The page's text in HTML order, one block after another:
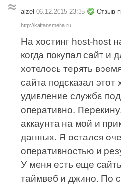
alzel 06.12.2015 23:35 Отзыв
http://kaftansmeha.ru
На хостинг host-host
когда покупал сайт и
хотелось терять
сайта подсказал этот
удивление служба
оперативно.
аккаунта на мой и
данных. Я остался
оперативностью и
У меня есть еще
таймвеб и джино. По